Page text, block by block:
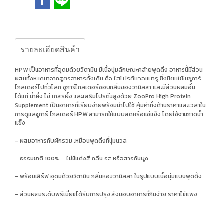
รายละเอียดสินค้า
HPW เป็นอาหารที่อุดมด้วยวิตามิน มีเนื้อนุ่มลักษณะคล้ายพุดดิ้ง อาหารนี้มีส่วน
ผสมทั้งหมดมาจากสูตรอาหารดั้งเดิม คือ ไฮโปรตีนวอมบารู ซึ่งนิยมใช้ในชูการ์
ไกลเดอร์ไปทั่วโลก ชูการ์ไกลเดอร์ชอบกลิ่นของวานิลลา และมีส่วนผสมอื่น
ได้แก่ น้ำผึ้ง ไข่ เกสรผึ้ง และเสริมโปรตีนสูงด้วย ZooPro High Protein
Supplement เป็นอาหารที่เรียบง่ายพร้อมนำไปใช้ คุ้มค่าทั้งด้านราคาและเวลาใน
การดูแลชูการ์ ไกลเดอร์ HPW สามารถให้แบบสดหรือแช่แข็ง โดยใช้จานถาดน้ำ
แข็ง
- ผสมอาหารกับผักรวม เหมือนพุดดิ้งที่นุ่มนวล
- ธรรมชาติ 100% - ไม่มีแต่งสี กลิ่น รส หรือสารกันบูด
- พร้อมเสิร์ฟ อุดมด้วยวิตามิน กลิ่นหอมวานิลลา ในรูปแบบเนื้อนุ่มแบบพุดดิ้ง
- ส่วนผสมระดับพรีเมี่ยมได้รับการปรุง ส่งมอบอาหารที่กินง่าย ราคาไม่แพง